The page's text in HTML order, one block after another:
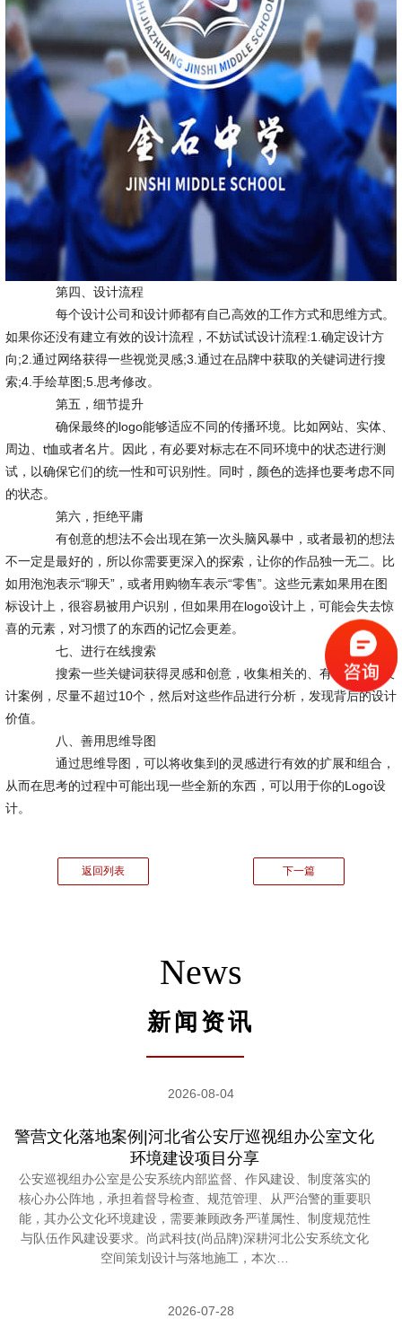
第四、设计流程
每个设计公司和设计师都有自己高效的工作方式和思维方式。
如果你还没有建立有效的设计流程，不妨试试设计流程:1.确定设计方
向;2.通过网络获得一些视觉灵感;3.通过在品牌中获取的关键词进行搜
索;4.手绘草图;5.思考修改。
第五，细节提升
确保最终的logo能够适应不同的传播环境。比如网站、实体、
周边、t恤或者名片。因此，有必要对标志在不同环境中的状态进行测
试，以确保它们的统一性和可识别性。同时，颜色的选择也要考虑不同
的状态。
第六，拒绝平庸
有创意的想法不会出现在第一次头脑风暴中，或者最初的想法
不一定是最好的，所以你需要更深入的探索，让你的作品独一无二。比
如用泡泡表示“聊天”，或者用购物车表示“零售”。这些元素如果用在图
标设计上，很容易被用户识别，但如果用在logo设计上，可能会失去惊
喜的元素，对习惯了的东西的记忆会更差。
七、进行在线搜索
搜索一些关键词获得灵感和创意，收集相关的、有吸引力的设
计案例，尽量不超过10个，然后对这些作品进行分析，发现背后的设计
价值。
八、善用思维导图
通过思维导图，可以将收集到的灵感进行有效的扩展和组合，
从而在思考的过程中可能出现一些全新的东西，可以用于你的Logo设
计。
返回列表 下一篇
News
新闻资讯
2026-08-04
警营文化落地案例|河北省公安厅巡视组办公室文化
环境建设项目分享
公安巡视组办公室是公安系统内部监督、作风建设、制度落实的
核心办公阵地，承担着督导检查、规范管理、从严治警的重要职
能，其办公文化环境建设，需要兼顾政务严谨属性、制度规范性
与队伍作风建设要求。尚武科技(尚品牌)深耕河北公安系统文化
空间策划设计与落地施工，本次…
2026-07-28